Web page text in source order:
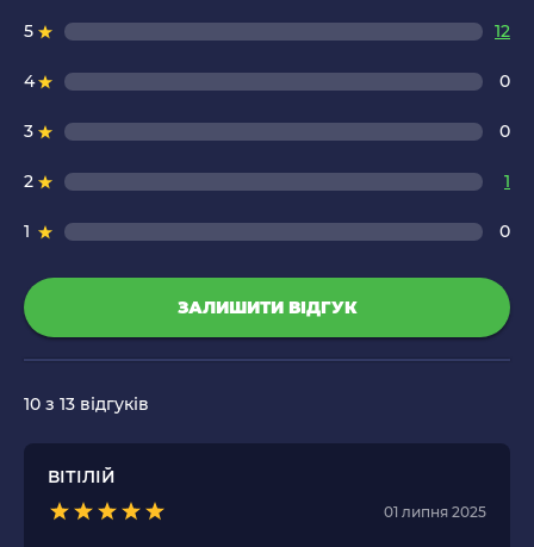
5 12
4 0
3 0
2 1
1 0
ЗАЛИШИТИ ВІДГУК
10 з 13 відгуків
ВІТІЛІЙ
01 липня 2025